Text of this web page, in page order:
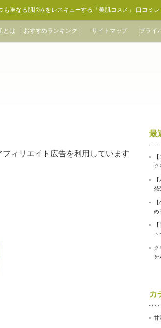
も重なる肌悩みをレスキューする「美肌コスメ」 口コミ
とは おすすめランキング サイトマップ プライ
フィリエイト広告を利用しています
最
ク
発
め
ク
を
カ
甘